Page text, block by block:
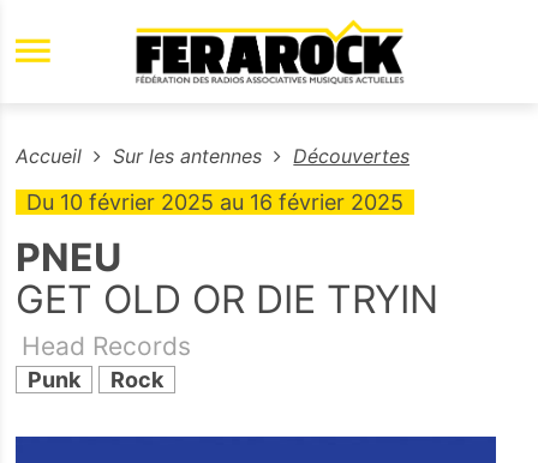
Aller au contenu principal
Accueil Sur les antennes Découvertes
Du 10 février 2025 au 16 février 2025
PNEU
GET OLD OR DIE TRYIN
Head Records
Punk Rock